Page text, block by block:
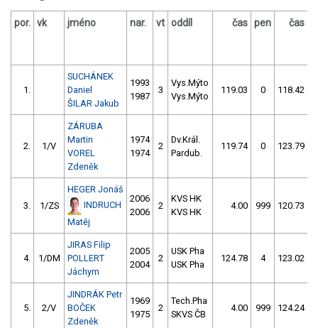
por. vk jméno nar. vt oddíl čas pen čas
1.
SUCHÁNEK
Daniel
ŠILAR Jakub
1993
1987
3
Vys.Mýto
Vys.Mýto
119.03 0 118.42
2. 1/V
ZÁRUBA
Martin
VOREL
Zdeněk
1974
1974
2
Dv.Král.
Pardub.
119.74 0 123.79
3. 1/ZS
HEGER Jonáš
INDRUCH
Matěj
2006
2006
2
KVS HK
KVS HK
4.00 999 120.73
4. 1/DM
JIRAS Filip
POLLERT
Jáchym
2005
2004
2
USK Pha
USK Pha
124.78 4 123.02
5. 2/V
JINDRÁK Petr
BOČEK
Zdeněk
1969
1975
2
Tech.Pha
SKVS ČB
4.00 999 124.24